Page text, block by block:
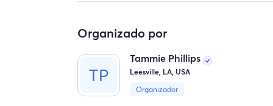
Organizado por
Tammie Phillips
Leesville, LA, USA
Organizador